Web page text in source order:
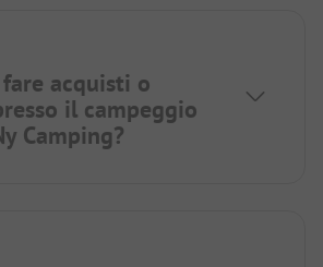
acquisti o
il campeggio
Camping?